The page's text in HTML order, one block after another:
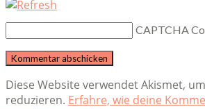
CAPTCHA
Diese Website verwendet Akismet,
reduzieren. Erfahre, wie deine